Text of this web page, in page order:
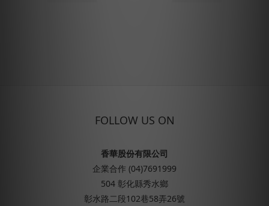
FOLLOW US ON
香華股份有限公司
企業合作 (04)7691999
504 彰化縣秀水鄉
彰水路二段102巷58弄26號